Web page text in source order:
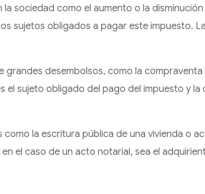
sociedad como el aumento o la
sujetos obligados a pagar este impuesto.
grandes desembolsos, como la
el sujeto obligado del pago del impuesto y
la escritura pública de una vivienda o
el caso de un acto notarial, sea el